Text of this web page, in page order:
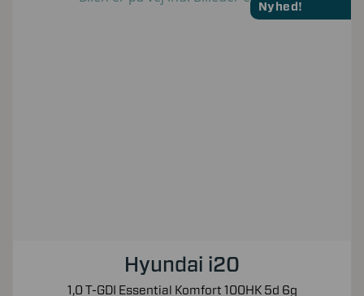
Nyhed!
Hyundai i20
1,0 T-GDI Essential Komfort 100HK 5d 6g